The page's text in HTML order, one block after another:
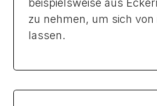
beispielsweise aus
zu nehmen, um sich von
lassen.